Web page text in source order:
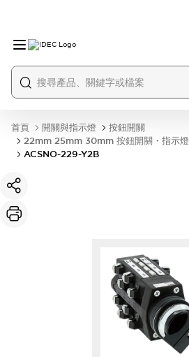
首頁 開關與指示燈
按鈕開關
22mm 25mm 30mm 按鈕開關・指示燈
ACSNO-229-Y2B